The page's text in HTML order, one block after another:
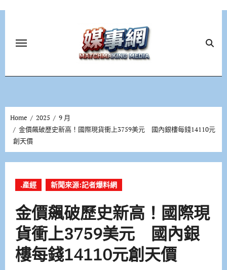
Home 2025
9 月
金價飆破歷史新高！國際現貨衝上3759美元 國內銀樓每錢14110元
創天價
.產經 新聞來源:記者爆料網
金價飆破歷史新高！國際現
貨衝上3759美元 國內銀
樓每錢14110元創天價